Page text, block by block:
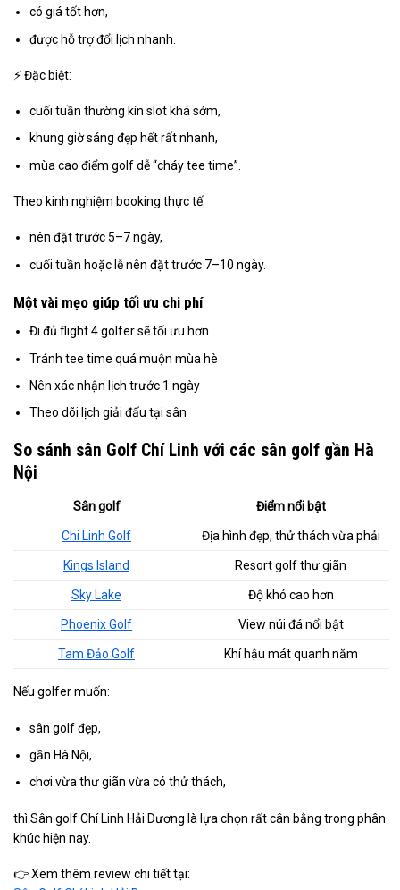
có giá tốt hơn,
được hỗ trợ đổi lịch nhanh.
⚡ Đặc biệt:
cuối tuần thường kín slot khá sớm,
khung giờ sáng đẹp hết rất nhanh,
mùa cao điểm golf dễ “cháy tee time”.
Theo kinh nghiệm booking thực tế:
nên đặt trước 5–7 ngày,
cuối tuần hoặc lễ nên đặt trước 7–10 ngày.
Một vài mẹo giúp tối ưu chi phí
Đi đủ flight 4 golfer sẽ tối ưu hơn
Tránh tee time quá muộn mùa hè
Nên xác nhận lịch trước 1 ngày
Theo dõi lịch giải đấu tại sân
So sánh sân Golf Chí Linh với các sân golf gần Hà
Nội
Sân golf Điểm nổi bật
Chi Linh Golf Địa hình đẹp, thử thách vừa phải
Kings Island Resort golf thư giãn
Sky Lake Độ khó cao hơn
Phoenix Golf View núi đá nổi bật
Tam Đảo Golf Khí hậu mát quanh năm
Nếu golfer muốn:
sân golf đẹp,
gần Hà Nội,
chơi vừa thư giãn vừa có thử thách,
thì Sân golf Chí Linh Hải Dương là lựa chọn rất cân bằng trong phân
khúc hiện nay.
👉 Xem thêm review chi tiết tại: